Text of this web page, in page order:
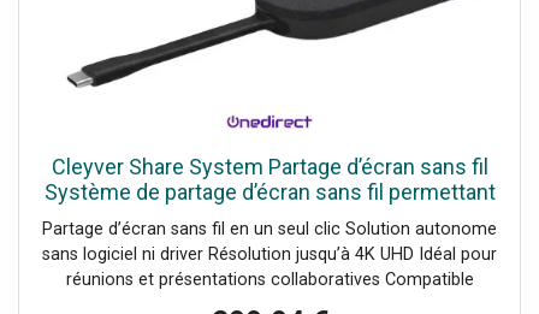
Cleyver Share System Partage d’écran sans fil
Système de partage d’écran sans fil permettant
de diffuser instantanément le contenu d’un
ordinateur sur
Partage d’écran sans fil en un seul clic Solution autonome
sans logiciel ni driver Résolution jusqu’à 4K UHD Idéal pour
réunions et présentations collaboratives Compatible